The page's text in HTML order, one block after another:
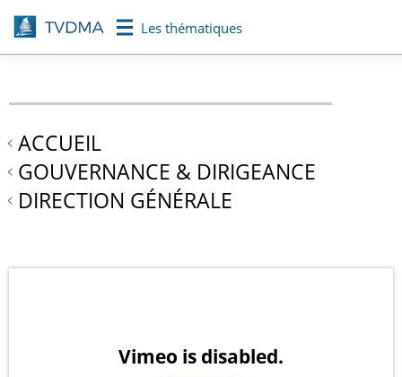
Aller
au
contenu
Les thématiques
ACCUEIL
GOUVERNANCE & DIRIGEANCE
DIRECTION GÉNÉRALE
Vimeo is disabled.